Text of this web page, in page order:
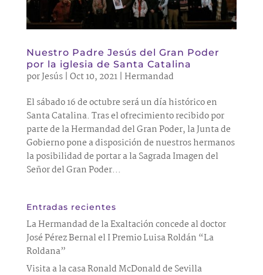
Nuestro Padre Jesús del Gran Poder
por la iglesia de Santa Catalina
porJesús| Oct 10, 2021| Hermandad
El sábado 16 de octubre será un día histórico en
Santa Catalina. Tras el ofrecimiento recibido por
parte de la Hermandad del Gran Poder, la Junta de
Gobierno pone a disposición de nuestros hermanos
la posibilidad de portar a la Sagrada Imagen del
Señor del Gran Poder...
Entradas recientes
La Hermandad de la Exaltación concede al doctor
José Pérez Bernal el I Premio Luisa Roldán “La
Roldana”
Visita a la casa Ronald McDonald de Sevilla